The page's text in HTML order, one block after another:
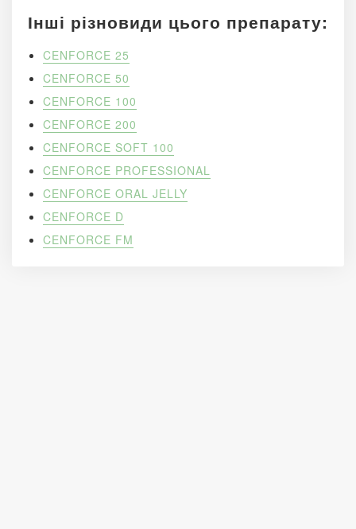
Інші різновиди цього препарату:
CENFORCE 25
CENFORCE 50
CENFORCE 100
CENFORCE 200
CENFORCE SOFT 100
CENFORCE PROFESSIONAL
CENFORCE ORAL JELLY
CENFORCE D
CENFORCE FM